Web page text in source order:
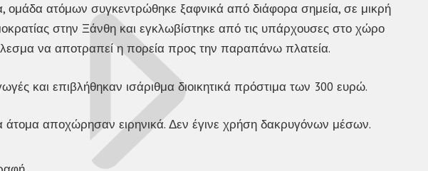
ομάδα ατόμων συγκεντρώθηκε ξαφνικά από διάφορα σημεία, σε μικρή
στην Ξάνθη και εγκλωβίστηκε από τις υπάρχουσες στο χώρο
να αποτραπεί η πορεία προς την παραπάνω πλατεία.
και επιβλήθηκαν ισάριθμα διοικητικά πρόστιμα των 300 ευρώ.
άτομα αποχώρησαν ειρηνικά. Δεν έγινε χρήση δακρυγόνων μέσων.